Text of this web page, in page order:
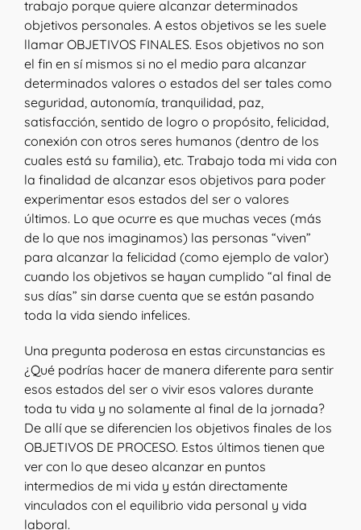
trabajo porque quiere alcanzar determinados
objetivos personales. A estos objetivos se les suele
llamar OBJETIVOS FINALES. Esos objetivos no son
el fin en sí mismos si no el medio para alcanzar
determinados valores o estados del ser tales como
seguridad, autonomía, tranquilidad, paz,
satisfacción, sentido de logro o propósito, felicidad,
conexión con otros seres humanos (dentro de los
cuales está su familia), etc. Trabajo toda mi vida con
la finalidad de alcanzar esos objetivos para poder
experimentar esos estados del ser o valores
últimos. Lo que ocurre es que muchas veces (más
de lo que nos imaginamos) las personas “viven”
para alcanzar la felicidad (como ejemplo de valor)
cuando los objetivos se hayan cumplido “al final de
sus días” sin darse cuenta que se están pasando
toda la vida siendo infelices.
Una pregunta poderosa en estas circunstancias es
¿Qué podrías hacer de manera diferente para sentir
esos estados del ser o vivir esos valores durante
toda tu vida y no solamente al final de la jornada?
De allí que se diferencien los objetivos finales de los
OBJETIVOS DE PROCESO. Estos últimos tienen que
ver con lo que deseo alcanzar en puntos
intermedios de mi vida y están directamente
vinculados con el equilibrio vida personal y vida
laboral.